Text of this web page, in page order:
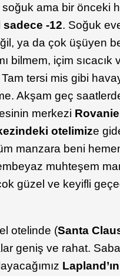
ama bir önceki
sadece -12. Soğuk
ya da çok üşüyen
bilmem, içim sıcacık
tersi mis gibi
Akşam geç
merkezi
otelimize
manzara beni
muhteşem
güzel ve keyifli
otelinde (Santa
geniş ve rahat.
Lapland’ın